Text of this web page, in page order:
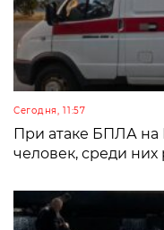
Сегодня, 11:57
При атаке БПЛА на
человек, среди них